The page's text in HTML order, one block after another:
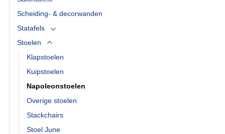
Scheiding- & decorwanden
Statafels
Stoelen
Klapstoelen
Kuipstoelen
Napoleonstoelen
Overige stoelen
Stackchairs
Stoel June